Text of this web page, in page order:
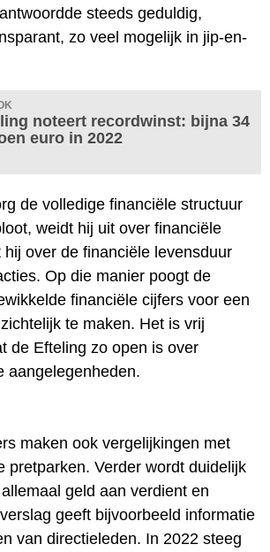
steeds geduldig,
zo veel mogelijk in jip-en-
noteert recordwinst: bijna 34
euro in 2022
de volledige financiële structuur
weidt hij uit over financiële
hij over de financiële levensduur
Op die manier poogt de
financiële cijfers voor een
te maken. Het is vrij
de Efteling zo open is over
aangelegenheden.
maken ook vergelijkingen met
pretparken. Verder wordt duidelijk
geld aan verdient en
geeft bijvoorbeeld informatie
van directieleden. In 2022 steeg